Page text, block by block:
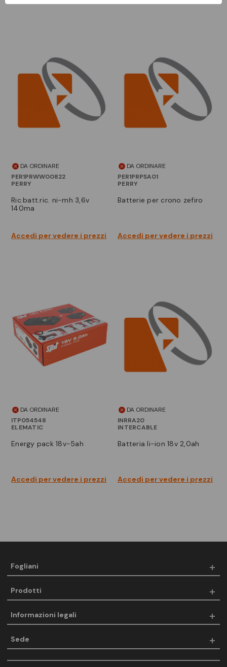
DA ORDINARE
PER1PRWW00822
PERRY
ric.batt.ric. ni-mh 3,6v
140ma
Accedi per vedere i prezzi
DA ORDINARE
PER1PRPSA01
PERRY
batterie per crono zefiro
Accedi per vedere i prezzi
DA ORDINARE
ITP054548
ELEMATIC
energy pack 18v-5ah
Accedi per vedere i prezzi
DA ORDINARE
INRRA20
INTERCABLE
batteria li-ion 18v 2,0ah
Accedi per vedere i prezzi
Fogliani
Prodotti
Informazioni legali
Sede